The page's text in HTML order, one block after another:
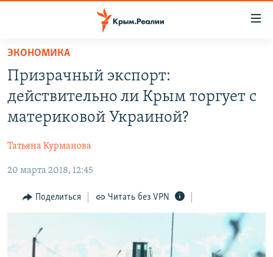
Вернуться
основному
содержанию
главной
навигации
Вернутся
поиску
СПЕЦПРОЕКТЫ
11 ЛЕТ ОККУПАЦИИ КРЫМА. 11 ИСТОРИЙ СОПРОТИВЛЕНИЯ
ЕЩЕ
ИНТЕРАКТИВ
ИНФОГРАФИКА
СОВЕТЫ ПРАВОЗАЩИТНИКОВ
РАДІО СВОБОДА
КАК ОБОЙТИ БЛОКИРОВКУ
Українською
Qırımtatar
ЭКОНОМИКА
Призрачный экспорт:
действительно ли Крым торгует с
материковой Украиной?
Татьяна Курманова
20 марта 2018, 12:45
Поделиться Читать без VPN